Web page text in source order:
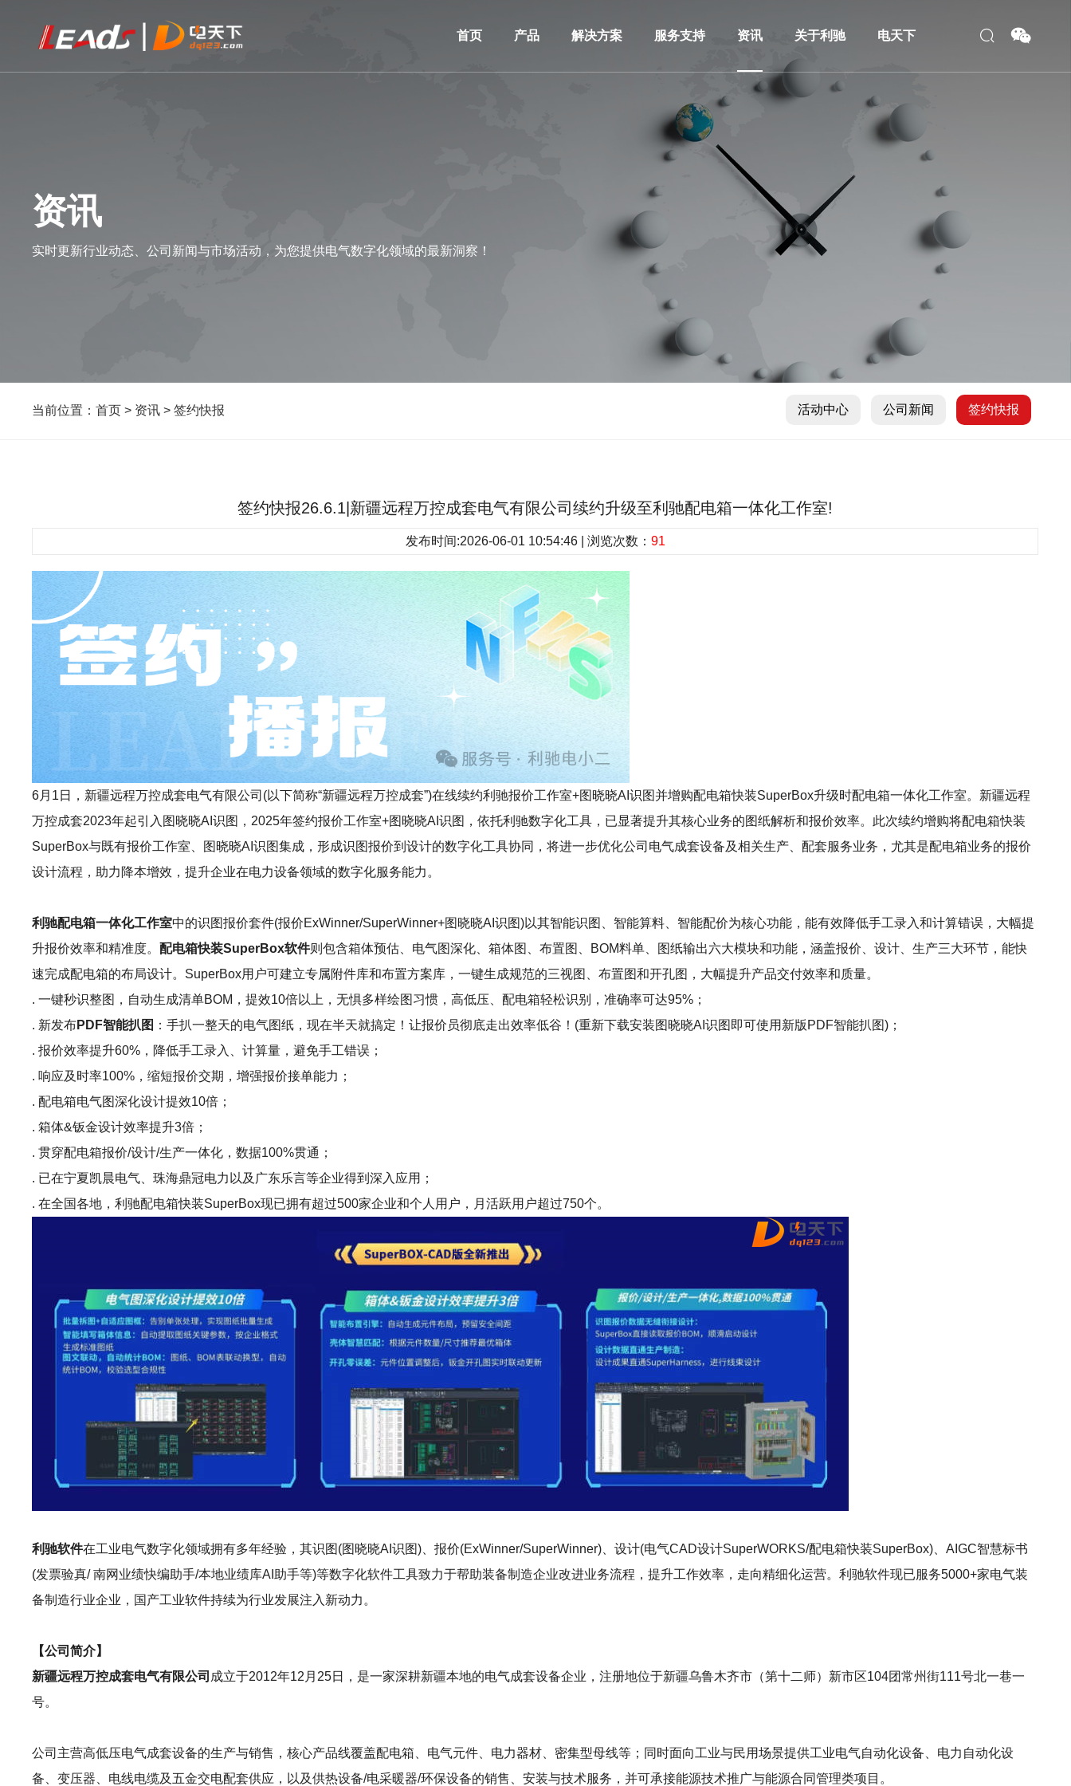
首页 产品 解决方案 服务支持 资讯 关于利驰 电天下
资讯
实时更新行业动态、公司新闻与市场活动，为您提供电气数字化领域的最新洞察！
当前位置：首页 > 资讯 >签约快报 活动中心 公司新闻 签约快报
签约快报26.6.1|新疆远程万控成套电气有限公司续约升级至利驰配电箱一体化工作室!
发布时间:2026-06-01 10:54:46 | 浏览次数： 91
6月1日，新疆远程万控成套电气有限公司(以下简称“新疆远程万控成套”)在线续约利驰报价工作室+图晓晓AI识图并增购配电箱快装SuperBox升级时配电箱一体化工作室。新疆远程
万控成套2023年起引入图晓晓AI识图，2025年签约报价工作室+图晓晓AI识图，依托利驰数字化工具，已显著提升其核心业务的图纸解析和报价效率。此次续约增购将配电箱快装
SuperBox与既有报价工作室、图晓晓AI识图集成，形成识图报价到设计的数字化工具协同，将进一步优化公司电气成套设备及相关生产、配套服务业务，尤其是配电箱业务的报价
设计流程，助力降本增效，提升企业在电力设备领域的数字化服务能力。
利驰配电箱一体化工作室中的识图报价套件(报价ExWinner/SuperWinner+图晓晓AI识图)以其智能识图、智能算料、智能配价为核心功能，能有效降低手工录入和计算错误，大幅提
升报价效率和精准度。配电箱快装SuperBox软件则包含箱体预估、电气图深化、箱体图、布置图、BOM料单、图纸输出六大模块和功能，涵盖报价、设计、生产三大环节，能快
速完成配电箱的布局设计。SuperBox用户可建立专属附件库和布置方案库，一键生成规范的三视图、布置图和开孔图，大幅提升产品交付效率和质量。
. 一键秒识整图，自动生成清单BOM，提效10倍以上，无惧多样绘图习惯，高低压、配电箱轻松识别，准确率可达95%；
. 新发布PDF智能扒图 ：手扒一整天的电气图纸，现在半天就搞定！让报价员彻底走出效率低谷！(重新下载安装图晓晓AI识图即可使用新版PDF智能扒图)；
. 报价效率提升60%，降低手工录入、计算量，避免手工错误；
. 响应及时率100%，缩短报价交期，增强报价接单能力；
. 配电箱电气图深化设计提效10倍；
. 箱体&钣金设计效率提升3倍；
. 贯穿配电箱报价/设计/生产一体化，数据100%贯通；
. 已在宁夏凯晨电气、珠海鼎冠电力以及广东乐言等企业得到深入应用；
. 在全国各地，利驰配电箱快装SuperBox现已拥有超过500家企业和个人用户，月活跃用户超过750个。
利驰软件在工业电气数字化领域拥有多年经验，其识图(图晓晓AI识图)、报价(ExWinner/SuperWinner)、设计(电气CAD设计SuperWORKS/配电箱快装SuperBox)、AIGC智慧标书
(发票验真/ 南网业绩快编助手/本地业绩库AI助手等)等数字化软件工具致力于帮助装备制造企业改进业务流程，提升工作效率，走向精细化运营。利驰软件现已服务5000+家电气装
备制造行业企业，国产工业软件持续为行业发展注入新动力。
【公司简介】
新疆远程万控成套电气有限公司 成立于2012年12月25日，是一家深耕新疆本地的电气成套设备企业，注册地位于新疆乌鲁木齐市（第十二师）新市区104团常州街111号北一巷一
号。
公司主营高低压电气成套设备的生产与销售，核心产品线覆盖配电箱、电气元件、电力器材、密集型母线等；同时面向工业与民用场景提供工业电气自动化设备、电力自动化设
备、变压器、电线电缆及五金交电配套供应，以及供热设备/电采暖器/环保设备的销售、安装与技术服务，并可承接能源技术推广与能源合同管理类项目。